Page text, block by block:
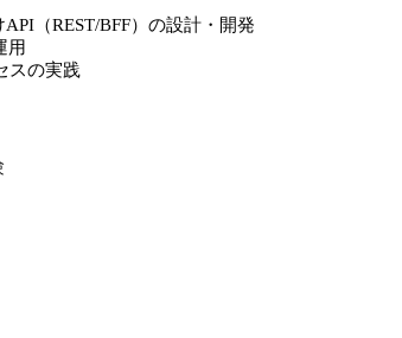
（REST/BFF）の設計・開発
用
スの実践